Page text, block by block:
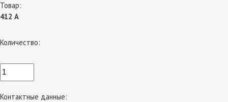
Товар:
412 А
Количество:
Контактные данные: